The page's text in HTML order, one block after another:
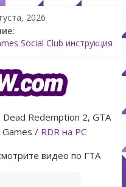
2026
Social Club инструкция
появится в
Fine Art Collector
The Kortz Center Heist
Dead Redemption 2, GTA
Games / RDR на PC
видео по ГТА